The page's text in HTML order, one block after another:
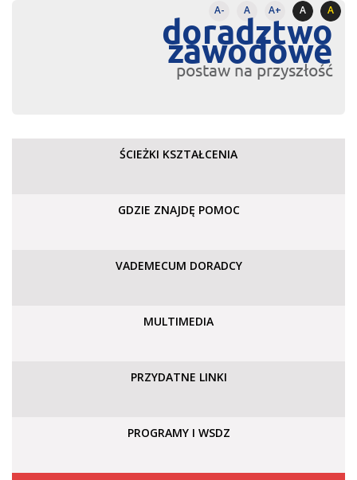
A- A A+ A A
doradztwo
zawodowe
postaw na przyszłość
ŚCIEŻKI KSZTAŁCENIA
GDZIE ZNAJDĘ POMOC
VADEMECUM DORADCY
MULTIMEDIA
PRZYDATNE LINKI
PROGRAMY I WSDZ